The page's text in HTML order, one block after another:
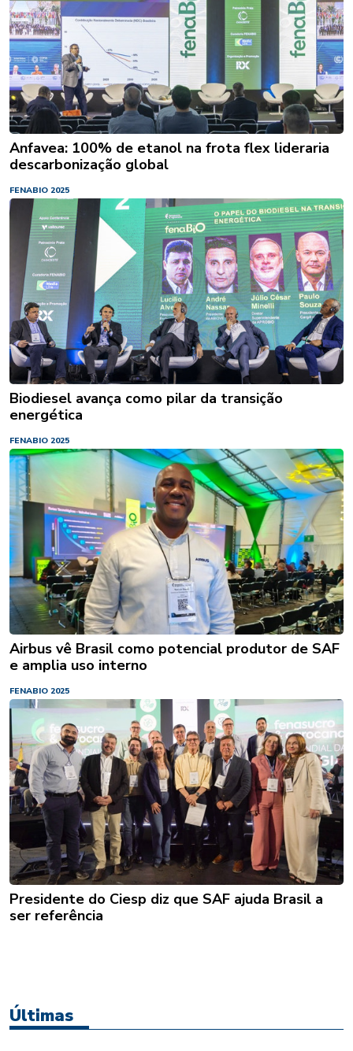
Anfavea: 100% de etanol na frota flex lideraria
descarbonização global
FENABIO 2025
Biodiesel avança como pilar da transição
energética
FENABIO 2025
Airbus vê Brasil como potencial produtor de SAF
e amplia uso interno
FENABIO 2025
Presidente do Ciesp diz que SAF ajuda Brasil a
ser referência
Últimas